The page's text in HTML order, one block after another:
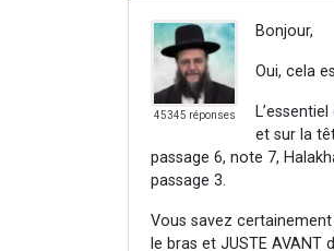
45345 réponses
Bonjour,
Oui, cela
et sur la
passage 6, note 7,
passage 3.
Vous savez
le bras et JUSTE AVANT